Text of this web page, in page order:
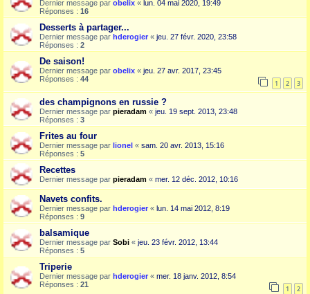
Dernier message par obelix « lun. 04 mai 2020, 19:49
Réponses : 16
Desserts à partager...
Dernier message par hderogier « jeu. 27 févr. 2020, 23:58
Réponses : 2
De saison!
Dernier message par obelix « jeu. 27 avr. 2017, 23:45
Réponses : 44 1 2 3
des champignons en russie ?
Dernier message par pieradam « jeu. 19 sept. 2013, 23:48
Réponses : 3
Frites au four
Dernier message par lionel « sam. 20 avr. 2013, 15:16
Réponses : 5
Recettes
Dernier message par pieradam « mer. 12 déc. 2012, 10:16
Navets confits.
Dernier message par hderogier « lun. 14 mai 2012, 8:19
Réponses : 9
balsamique
Dernier message par Sobi « jeu. 23 févr. 2012, 13:44
Réponses : 5
Triperie
Dernier message par hderogier « mer. 18 janv. 2012, 8:54
Réponses : 21 1 2